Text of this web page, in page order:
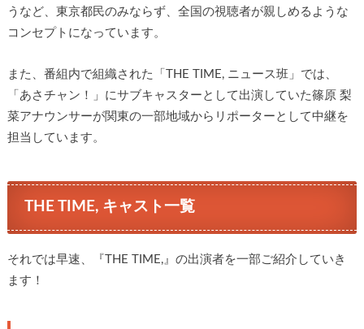
うなど、東京都民のみならず、全国の視聴者が親しめるような
コンセプトになっています。
また、番組内で組織された「THE TIME, ニュース班」では、
「あさチャン！」にサブキャスターとして出演していた篠原 梨
菜アナウンサーが関東の一部地域からリポーターとして中継を
担当しています。
THE TIME, キャスト一覧
それでは早速、『THE TIME,』の出演者を一部ご紹介していき
ます！